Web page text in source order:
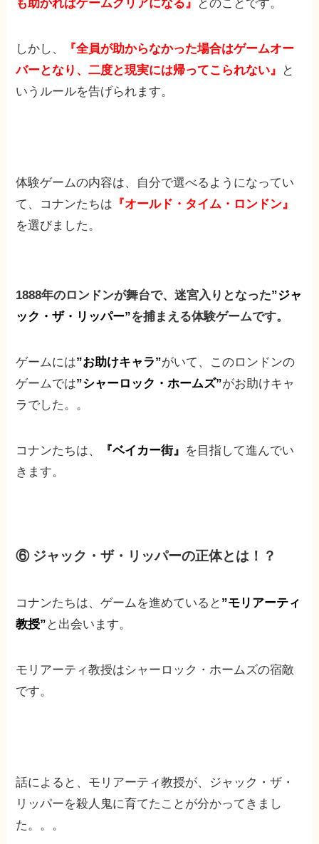
も助かればゲームクリアになる』
とのことです。
しかし、
『全員が助からなかった場合はゲームオー
バーとなり、二度と現実には帰ってこられない』
と
いうルールを告げられます。
体験ゲームの内容は、自分で選べるようになってい
て、コナンたちは 『オールド・タイム・ロンドン』
を選びました。
1888年のロンドンが舞台で、迷宮入りとなった”ジャ
ック・ザ・リッパー”を捕まえる体験ゲームです。
ゲームには”お助けキャラ”がいて、このロンドンの
ゲームでは”シャーロック・ホームズ”がお助けキャ
ラでした。。
コナンたちは、 『ベイカー街』 を目指して進んでい
きます。
⑥ ジャック・ザ・リッパーの正体とは！？
コナンたちは、ゲームを進めていると ”モリアーティ
教授” と出会います。
モリアーティ教授はシャーロック・ホームズの宿敵
です。
話によると、モリアーティ教授が、ジャック・ザ・
リッパーを殺人鬼に育てたことが分かってきまし
た。。。